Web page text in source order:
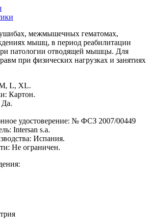
межмышечных гематомах,
мышц, в период реабилитации
патологии отводящей мышцы. Для
при физических нагрузках и занятиях
L, XL.
Картон.
Да.
удостоверение: № ФСЗ 2007/00449
Intersan s.a.
Испания.
Не ограничен.